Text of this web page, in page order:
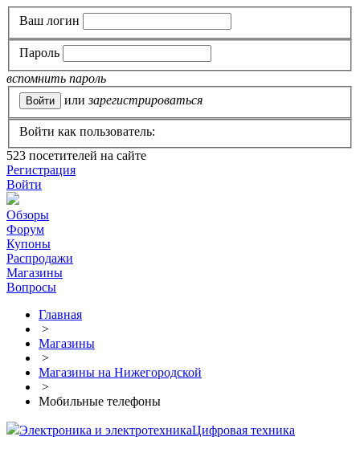
Ваш логин
Пароль
вспомнить пароль
или зарегистрироваться
Войти как пользователь:
523 посетителей на сайте
Регистрация
Войти
Обзоры
Форум
Купоны
Распродажи
Магазины
Вопросы
Главная
>
Магазины
>
Магазины на Нижегородской
>
Мобильные телефоны
Электроника и электротехникаЦифровая техника